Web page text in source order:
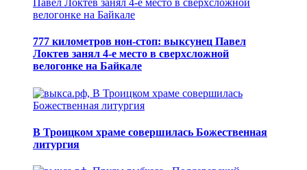
777 километров нон-стоп: выксунец Павел
Локтев занял 4-е место в сверхсложной
велогонке на Байкале
В Троицком храме совершилась Божественная
литургия